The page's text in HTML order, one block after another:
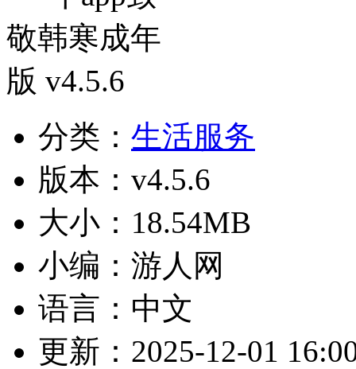
分类： 生活服务
版本：v4.5.6
大小：18.54MB
小编：游人网
语言：中文
更新：2025-12-01